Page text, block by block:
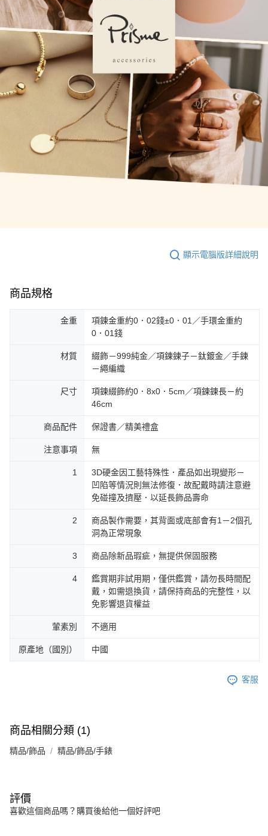
顯示電腦版詳細說明
商品規格
金重
項鍊金重約0．02錢±0．01／手環金重約
0．01錢
材質
綴飾－999純金／項鍊鍊子－鈦鍍金／手鍊
－繩編織
尺寸
項鍊綴飾約0．8x0．5cm／項鍊鍊長－約
46cm
商品配件 保證書／精美禮盒
注意事項 無
1
3D硬金因工藝特殊性．產品如出現變形－
凹陷等情況則無法修復．故配戴時請注意避
免碰撞及擠壓．以延長飾品壽命
2
商品製作需要，其背面或底部會有1－2個孔
洞為正常現象
3 商品除新品瑕疵，無提供保固服務
4
鑑賞期非試用期，僅供鑑賞，請勿長時間配
戴，如需退換貨，請保持商品的完整性，以
免影響退貨權益
葷素別 不適用
原產地（國別） 中國
客服
商品相關分類 (1)
精品/飾品 精品/飾品/手錶
評價
喜歡這個商品嗎？購買後給他一個好評吧